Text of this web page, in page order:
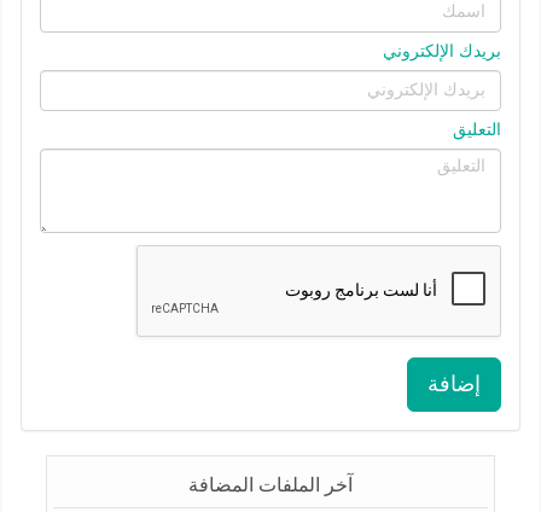
بريدك الإلكتروني
التعليق
إضافة
آخر الملفات المضافة